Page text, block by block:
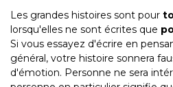
Les grandes histoires sont pour
lorsqu'elles ne sont écrites que
Si vous essayez d'écrire en
général, votre histoire sonnera
d'émotion. Personne ne sera